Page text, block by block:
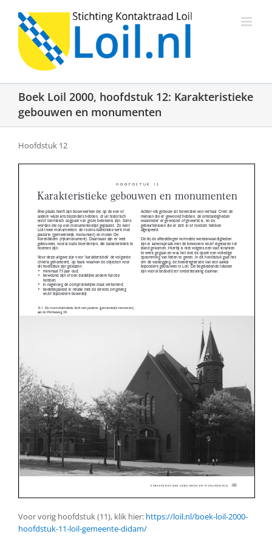
inhoud
Boek Loil 2000, hoofdstuk 12: Karakteristieke
gebouwen en monumenten
Hoofdstuk 12
Voor vorig hoofdstuk (11), klik hier: https://loil.nl/boek-loil-2000-
hoofdstuk-11-loil-gemeente-didam/